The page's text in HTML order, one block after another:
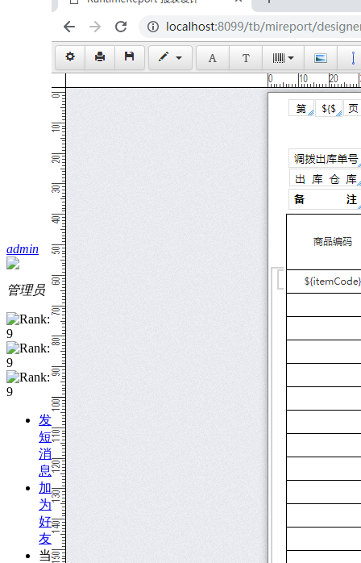
admin
管理员
发
短
消
息
加
为
好
友
当